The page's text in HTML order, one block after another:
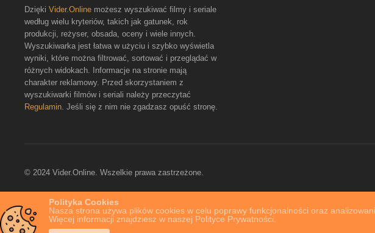
Polityka Cookies
Nasza strona używa plików cookies w celu poprawy funkcjonalności oraz
Więcej informacji znajdziesz w naszej Polityce Prywatności.
Dzięki Vider.Online możesz wyszukiwać filmy i seriale
według wielu kryteriów, takich jak gatunek, rok
produkcji, reżyser, obsada, oceny i wiele innych.
Wyszukiwarka jest łatwa w użyciu i szybko wyświetla
wyniki, które można filtrować, sortować i przeglądać w
różnych widokach. Informacje na stronie mają
charakter reklamowy. Przed skorzystaniem z
wyszukiwarki filmów i seriali należy przeczytać
Regulamin. Jeśli się z nim nie zgadzasz opuść stronę.
© 2024 Vider.Online. Wszelkie prawa zastrzeżone.